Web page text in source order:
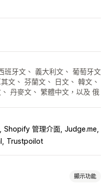
班牙文、 義大利文、 葡萄牙文
文、 芬蘭文、 日文、 韓文、
丹麥文、 繁體中文，以及 俄
Shopify 管理介面 Judge.me
Trustpoilot
顯示功能